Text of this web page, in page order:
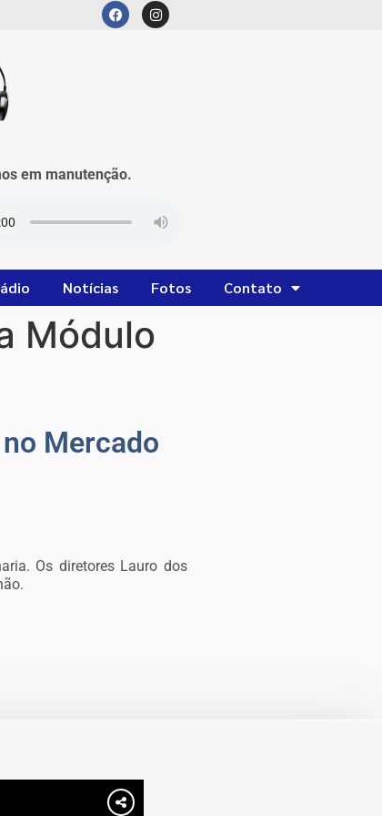
em manutenção.
Notícias Fotos Contato
Módulo
Mercado
Os diretores Lauro dos